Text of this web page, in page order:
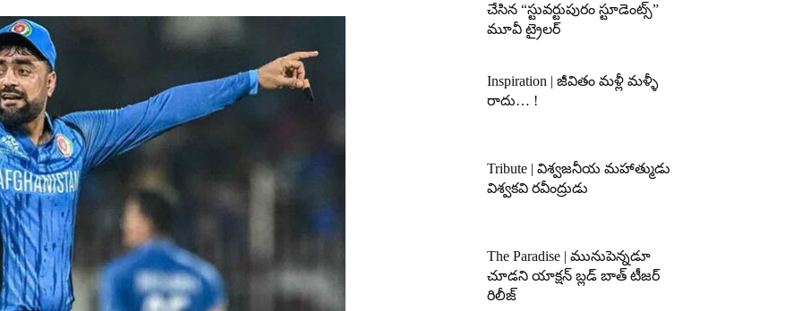
చేసిన “స్టువర్టుపురం స్టూడెంట్స్”
మూవీ ట్రైలర్
Inspiration | జీవితం మళ్లీ మళ్ళీ
రాదు… !
Tribute | విశ్వజనీయ మహాత్ముడు
విశ్వకవి రవీంద్రుడు
The Paradise | మునుపెన్నడూ
చూడని యాక్షన్ బ్లడ్ బాత్ టీజర్
రిలీజ్